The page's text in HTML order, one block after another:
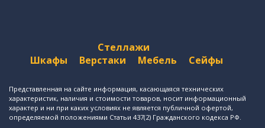
Стеллажи
Шкафы
Верстаки Мебель Сейфы
Представленная на сайте информация, касающаяся технических
характеристик, наличия и стоимости товаров, носит информационный
характер и ни при каких условиях не является публичной офертой,
определяемой положениями Статьи 437(2) Гражданского кодекса РФ.